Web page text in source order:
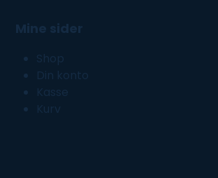
Mine sider
Shop
Din konto
Kasse
Kurv